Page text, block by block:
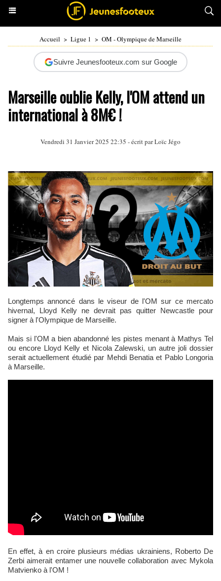
Accueil > Ligue 1 > OM - Olympique de Marseille
Suivre Jeunesfooteux.com sur Google
Marseille oublie Kelly, l'OM attend un
international à 8M€ !
Vendredi 31 Janvier 2025 22:35 - écrit parLoïc Jégo
Longtemps annoncé dans le viseur de l'OM sur ce mercato
hivernal, Lloyd Kelly ne devrait pas quitter Newcastle pour
signer à l'Olympique de Marseille.
Mais si l'OM a bien abandonné les pistes menant à Mathys Tel
ou encore Lloyd Kelly et Nicola Zalewski, un autre joli dossier
serait actuellement étudié par Mehdi Benatia et Pablo Longoria
à Marseille.
En effet, à en croire plusieurs médias ukrainiens, Roberto De
Zerbi aimerait entamer une nouvelle collaboration avec Mykola
Matvienko à l'OM !